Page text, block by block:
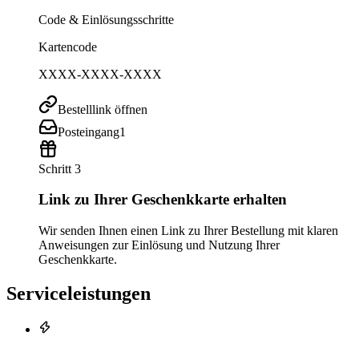
Code & Einlösungsschritte
Kartencode
XXXX-XXXX-XXXX
Bestelllink öffnen
Posteingang1
Schritt 3
Link zu Ihrer Geschenkkarte erhalten
Wir senden Ihnen einen Link zu Ihrer Bestellung mit klaren
Anweisungen zur Einlösung und Nutzung Ihrer
Geschenkkarte.
Serviceleistungen